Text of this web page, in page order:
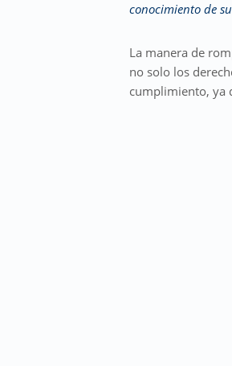
conocimiento de
La manera de
no solo los
cumplimiento, ya